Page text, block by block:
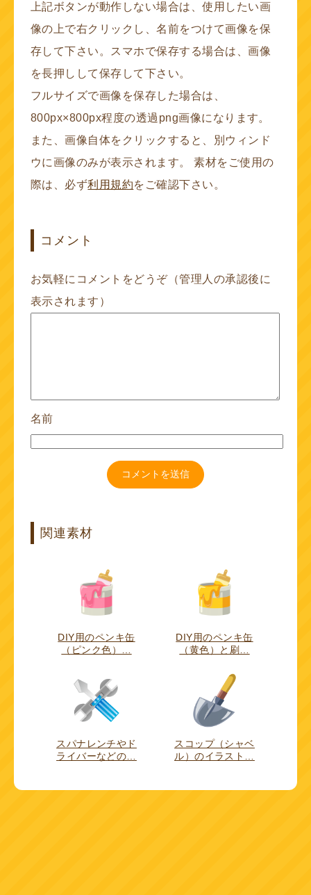
上記ボタンが動作しない場合は、使用したい画
像の上で右クリックし、名前をつけて画像を保
存して下さい。スマホで保存する場合は、画像
を長押しして保存して下さい。
フルサイズで画像を保存した場合は、
800px×800px程度の透過png画像になります。
また、画像自体をクリックすると、別ウィンド
ウに画像のみが表示されます。 素材をご使用の
際は、必ず利用規約をご確認下さい。
コメント
お気軽にコメントをどうぞ（管理人の承認後に
表示されます）
名前
関連素材
DIY用のペンキ缶
（ピンク色）…
DIY用のペンキ缶
（黄色）と刷…
スパナレンチやド
ライバーなどの…
スコップ（シャベ
ル）のイラスト…